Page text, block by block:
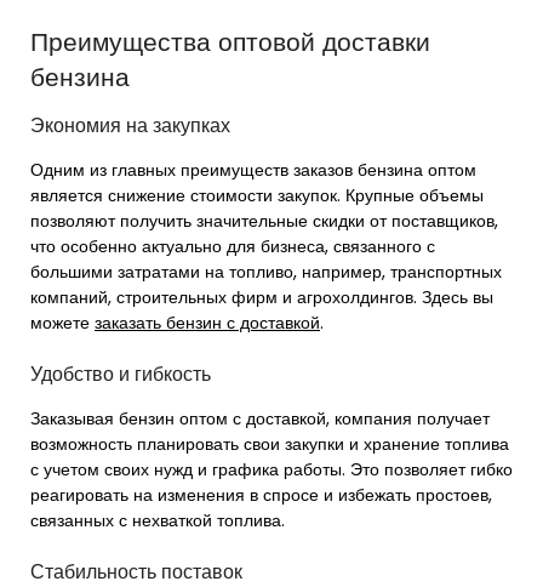
Преимущества оптовой доставки
бензина
Экономия на закупках
Одним из главных преимуществ заказов бензина оптом
является снижение стоимости закупок. Крупные объемы
позволяют получить значительные скидки от поставщиков,
что особенно актуально для бизнеса, связанного с
большими затратами на топливо, например, транспортных
компаний, строительных фирм и агрохолдингов. Здесь вы
можете заказать бензин с доставкой.
Удобство и гибкость
Заказывая бензин оптом с доставкой, компания получает
возможность планировать свои закупки и хранение топлива
с учетом своих нужд и графика работы. Это позволяет гибко
реагировать на изменения в спросе и избежать простоев,
связанных с нехваткой топлива.
Стабильность поставок